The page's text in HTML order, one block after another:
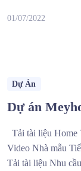
01/07/2022
Dự Án
Dự án
Tải tài liệu Home
Video Nhà mẫu
Tải tài liệu Nhu